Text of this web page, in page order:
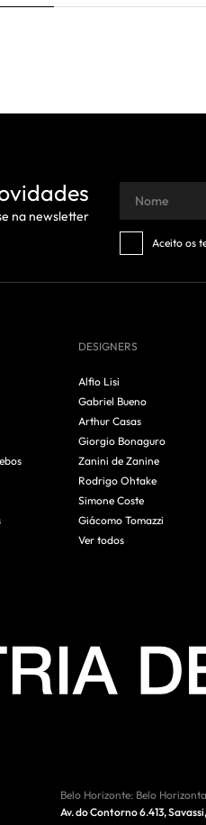
na newsletter
Aceito os
DESIGNERS
Alfio Lisi
Gabriel Bueno
Arthur Casas
Giorgio Bonaguro
Zanini de Zanine
Rodrigo Ohtake
Simone Coste
Giácomo Tomazzi
Ver todos
Belo Horizonte: Belo
Av. do Contorno 6.413, Savassi,